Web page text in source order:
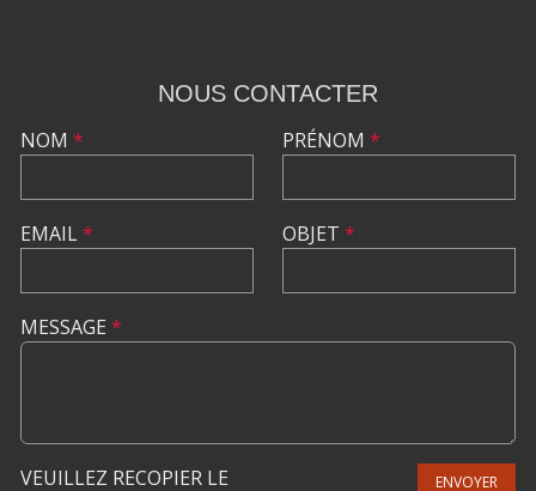
NOUS CONTACTER
NOM *
EMAIL*
PRÉNOM *
OBJET *
MESSAGE *
VEUILLEZ RECOPIER LE ENVOYER